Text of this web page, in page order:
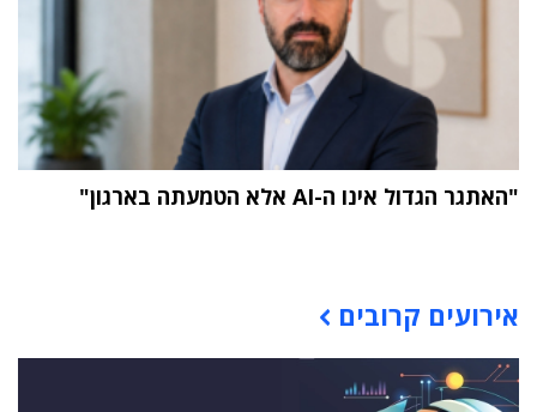
"האתגר הגדול אינו ה-AI אלא הטמעתה בארגון"
אירועים קרובים